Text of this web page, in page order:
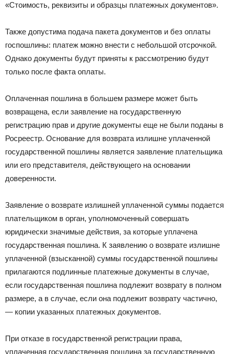
«Стоимость, реквизиты и образцы платежных документов».
Также допустима подача пакета документов и без оплаты
госпошлины: платеж можно внести с небольшой отсрочкой.
Однако документы будут приняты к рассмотрению будут
только после факта оплаты.
Оплаченная пошлина в большем размере может быть
возвращена, если заявление на государственную
регистрацию прав и другие документы еще не были поданы в
Росреестр. Основание для возврата излишне уплаченной
государственной пошлины является заявление плательщика
или его представителя, действующего на основании
доверенности.
Заявление о возврате излишней уплаченной суммы подается
плательщиком в орган, уполномоченный совершать
юридически значимые действия, за которые уплачена
государственная пошлина. К заявлению о возврате излишне
уплаченной (взысканной) суммы государственной пошлины
прилагаются подлинные платежные документы в случае,
если государственная пошлина подлежит возврату в полном
размере, а в случае, если она подлежит возврату частично,
— копии указанных платежных документов.
При отказе в государственной регистрации права,
уплаченная государственная пошлина за государственную